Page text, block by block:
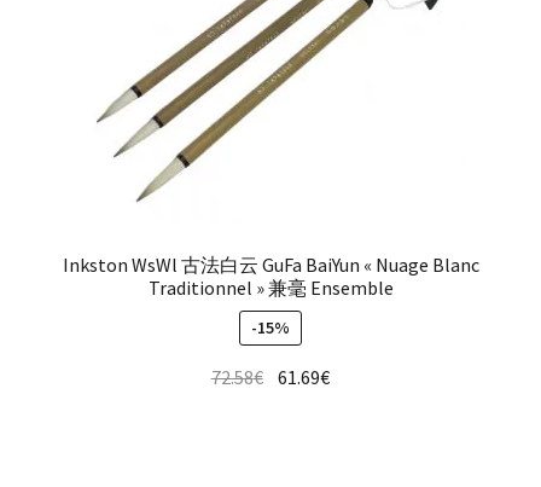
Inkston WsWl 古法白云 GuFa BaiYun « Nuage Blanc
Traditionnel » 兼毫 Ensemble
-15%
72.58€ 61.69€